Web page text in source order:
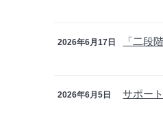
2026年6月17日 「二段
2026年6月5日 サポー